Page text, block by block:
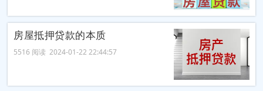
房屋抵押贷款的本质
5516 阅读 2024-01-22 22:44:57